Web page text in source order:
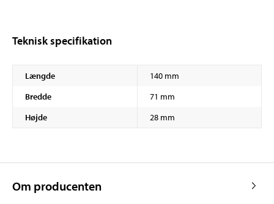
Teknisk specifikation
Længde
140 mm
Bredde
71 mm
Højde
28 mm
Om producenten